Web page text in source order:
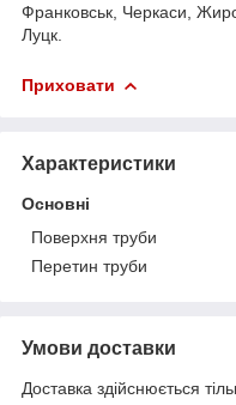
Франковськ, Черкаси,
Луцк.
Приховати
Характеристики
Основні
Поверхня труби
Перетин труби
Умови доставки
Доставка здійснюється